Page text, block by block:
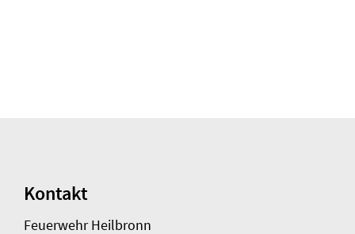
Kontakt
Feuerwehr Heilbronn